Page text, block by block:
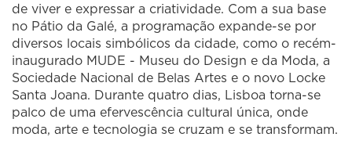
de viver e expressar a criatividade. Com a sua base
no Pátio da Galé, a programação expande-se por
diversos locais simbólicos da cidade, como o recém-
inaugurado MUDE - Museu do Design e da Moda, a
Sociedade Nacional de Belas Artes e o novo Locke
Santa Joana. Durante quatro dias, Lisboa torna-se
palco de uma efervescência cultural única, onde
moda, arte e tecnologia se cruzam e se transformam.